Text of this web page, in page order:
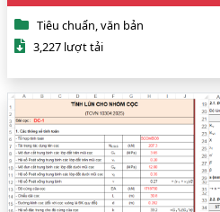
Tiêu chuẩn, văn bản
3,227 lượt tải